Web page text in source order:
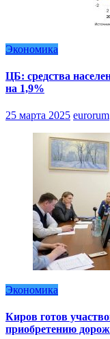
Экономика
ЦБ: средства
на 1,9%
25 марта 2025 eurorum
Экономика
Киров готов
приобретению